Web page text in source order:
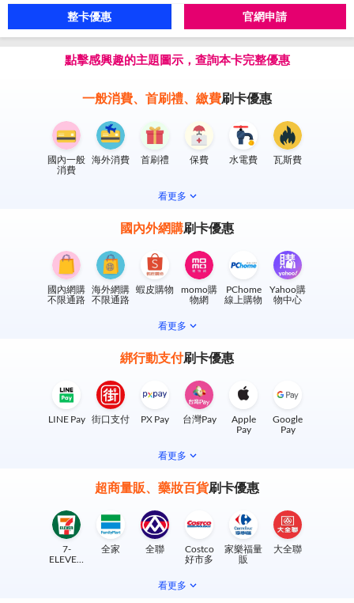
整卡優惠 官網申請
點擊感興趣的主題圖示，查詢本卡完整優惠
一般消費、首刷禮、繳費刷卡優惠
國內一般
消費
海外消費 首刷禮 保費 水電費 瓦斯費
看更多
國內外網購刷卡優惠
國內網購
不限通路
海外網購
不限通路
蝦皮購物
momo購
物網
PChome
線上購物
Yahoo購
物中心
看更多
綁行動支付刷卡優惠
LINE Pay 街口支付 PX Pay 台灣Pay
Apple
Pay
Google
Pay
看更多
超商量販、藥妝百貨刷卡優惠
7-
ELEVEN
全家 全聯
Costco
好市多
家樂福量
販
大全聯
看更多